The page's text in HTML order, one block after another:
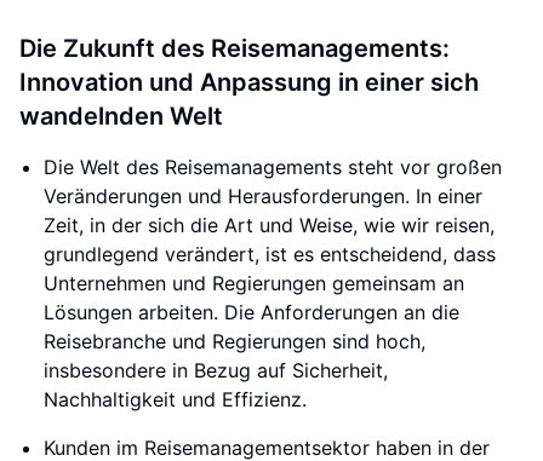
Die Zukunft des Reisemanagements:
Innovation und Anpassung in einer sich
wandelnden Welt
Die Welt des Reisemanagements steht vor großen
Veränderungen und Herausforderungen. In einer
Zeit, in der sich die Art und Weise, wie wir reisen,
grundlegend verändert, ist es entscheidend, dass
Unternehmen und Regierungen gemeinsam an
Lösungen arbeiten. Die Anforderungen an die
Reisebranche und Regierungen sind hoch,
insbesondere in Bezug auf Sicherheit,
Nachhaltigkeit und Effizienz.
Kunden im Reisemanagementsektor haben in der